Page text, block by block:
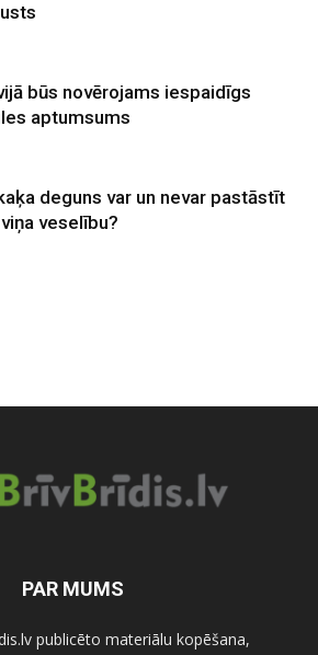
būs novērojams iespaidīgs
aptumsums
deguns var un nevar pastāstīt
veselību?
PAR MUMS
publicēto materiālu kopēšana,